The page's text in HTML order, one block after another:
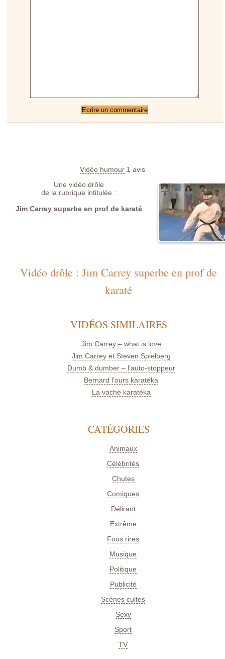
Vidéo humour 1 avis
Une vidéo drôle
de la rubrique intitulée :
Jim Carrey superbe en prof de karaté
Vidéo drôle : Jim Carrey superbe en prof de
karaté
VIDÉOS SIMILAIRES
Jim Carrey – what is love
Jim Carrey et Steven Spielberg
Dumb & dumber – l’auto-stoppeur
Bernard l’ours karatéka
La vache karatéka
CATÉGORIES
Animaux
Célébrités
Chutes
Comiques
Délirant
Extrême
Fous rires
Musique
Politique
Publicité
Scénes cultes
Sexy
Sport
TV